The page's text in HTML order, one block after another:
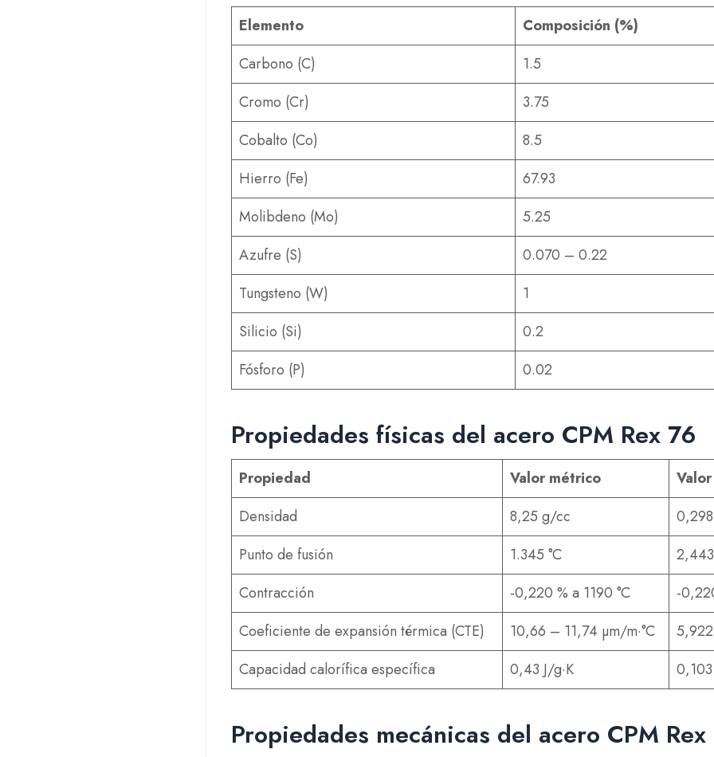
Elemento
Composición (%)
Carbono (C)
1.5
Cromo (Cr)
3.75
Cobalto (Co)
8.5
Hierro (Fe)
67.93
Molibdeno (Mo)
5.25
Azufre (S)
0.070 – 0.22
Tungsteno (W)
1
Silicio (Si)
0.2
Fósforo (P)
0.02
Propiedades físicas del acero CPM Rex 76
Propiedad Valor métrico
Densidad
8,25 g/cc
Punto de fusión
1.345 °C
Contracción
-0,220 % a 1190 °C
-
Coeficiente de expansión térmica (CTE)
10,66 – 11,74 µm/m·°C
Capacidad calorífica específica
0,43 J/g·K 0,103
Propiedades mecánicas del acero CPM